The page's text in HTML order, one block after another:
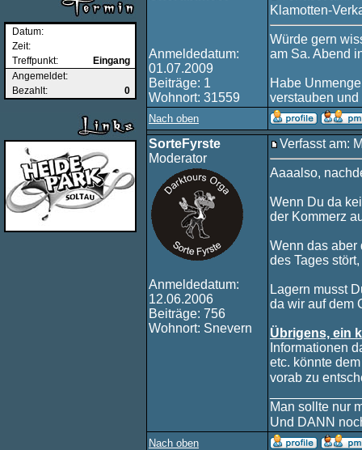
Datum:
Zeit:
Treffpunkt:
Eingang
Angemeldet:
Bezahlt:
0
Anmeldedatum:
01.07.2009
Beiträge: 1
Wohnort: 31559
Klamotten-
Würde gern
am Sa. Abend
Habe
verstauben
Nach oben
SorteFyrste
Moderator
Anmeldedatum:
12.06.2006
Beiträge: 756
Wohnort: Snevern
Verfasst am:
Aaaalso,
Wenn Du da
der Kommerz
Wenn das aber
des Tages
Lagern musst
da wir auf dem
Übrigens, ein
Informationen
etc. könnte
vorab zu
Man sollte nur
Und DANN
Nach oben